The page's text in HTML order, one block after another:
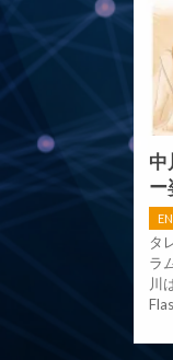
中
ー
タ
ラ
川